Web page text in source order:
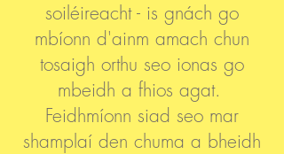
soiléireacht - is gnách go
mbíonn d'ainm amach chun
tosaigh orthu seo ionas go
mbeidh a fhios agat.
Feidhmíonn siad seo mar
shamplaí den chuma a bheidh